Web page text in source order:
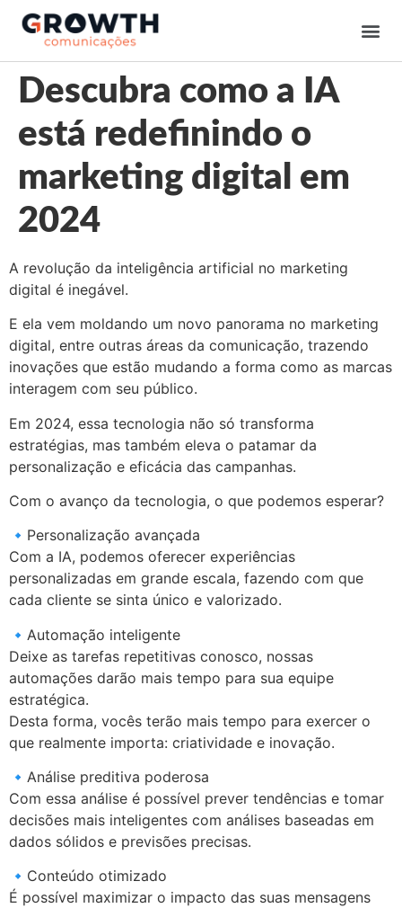
Descubra como a IA
está redefinindo o
marketing digital em
2024
A revolução da inteligência artificial no marketing
digital é inegável.
E ela vem moldando um novo panorama no marketing
digital, entre outras áreas da comunicação, trazendo
inovações que estão mudando a forma como as marcas
interagem com seu público.
Em 2024, essa tecnologia não só transforma
estratégias, mas também eleva o patamar da
personalização e eficácia das campanhas.
Com o avanço da tecnologia, o que podemos esperar?
🔹Personalização avançada
Com a IA, podemos oferecer experiências
personalizadas em grande escala, fazendo com que
cada cliente se sinta único e valorizado.
🔹Automação inteligente
Deixe as tarefas repetitivas conosco, nossas
automações darão mais tempo para sua equipe
estratégica.
Desta forma, vocês terão mais tempo para exercer o
que realmente importa: criatividade e inovação.
🔹Análise preditiva poderosa
Com essa análise é possível prever tendências e tomar
decisões mais inteligentes com análises baseadas em
dados sólidos e previsões precisas.
🔹Conteúdo otimizado
É possível maximizar o impacto das suas mensagens